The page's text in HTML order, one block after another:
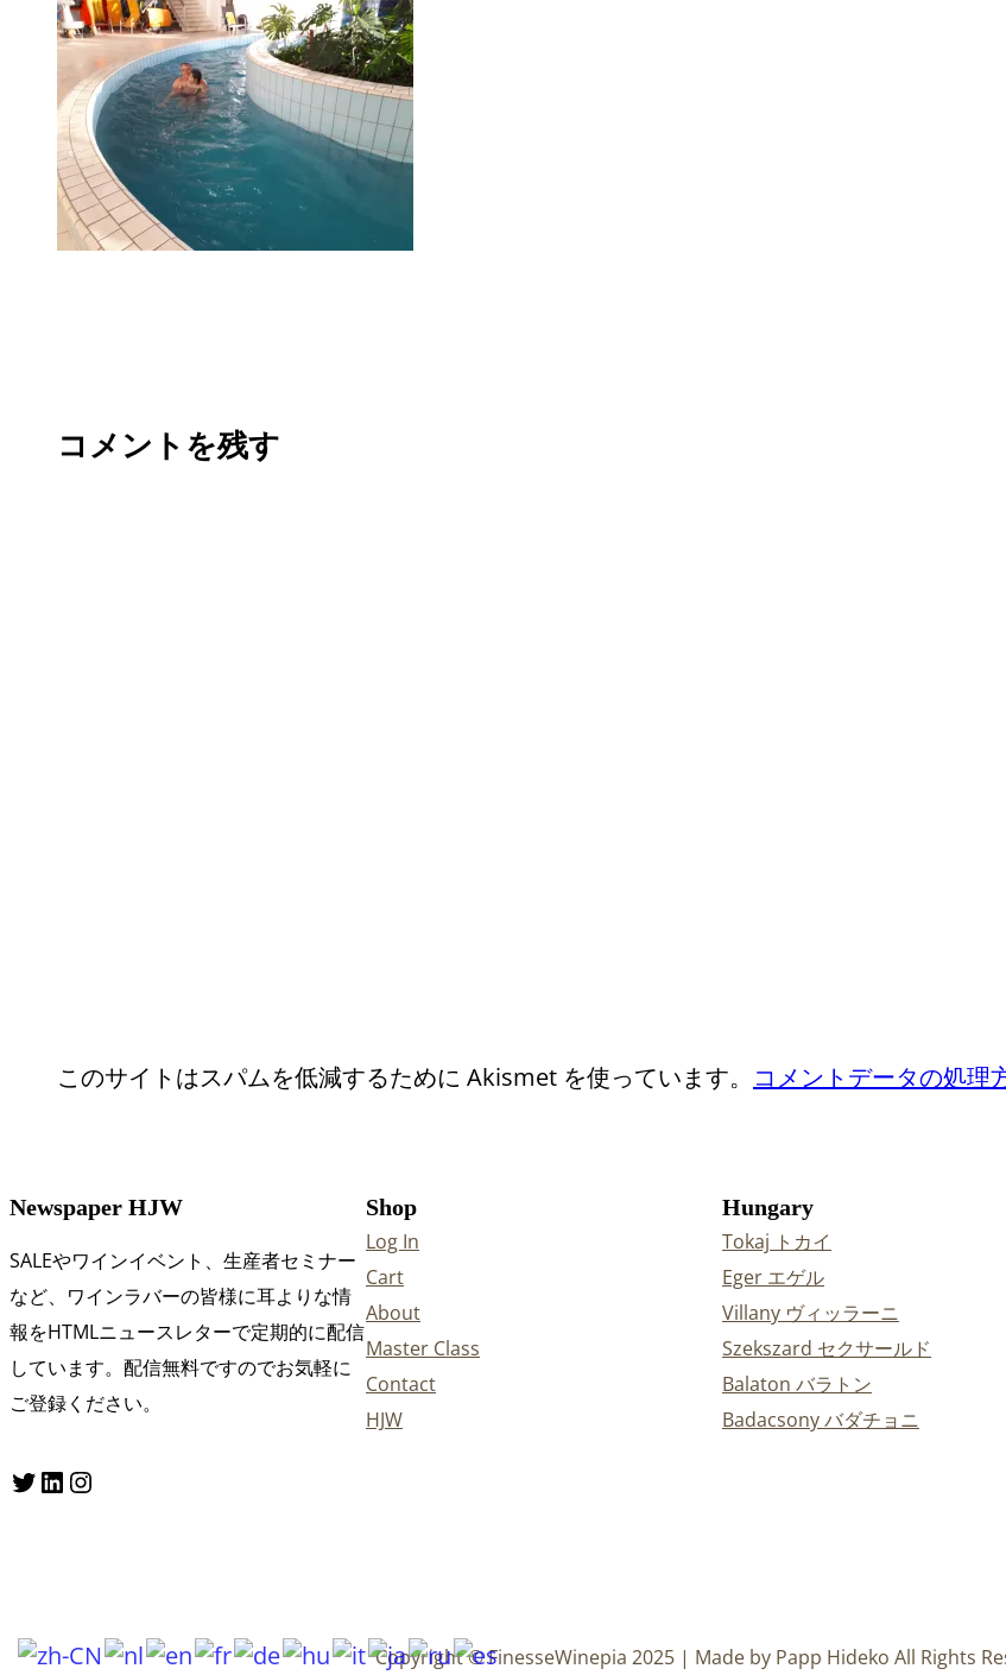
コメントを残す
このサイトはスパムを低減するために Akismet を使っています。 コメントデータの処理
Newspaper HJW
SALEやワインイベント、生産者セミナー
など、ワインラバーの皆様に耳よりな情
報をHTMLニュースレターで定期的に配信
しています。配信無料ですのでお気軽に
ご登録ください。
Twitter LinkedIn Instagram
Shop
Log In
Cart
About
Master Class
Contact
HJW
Hungary
Tokaj トカイ
Eger エゲル
Villany ヴィッラーニ
Szekszard セクサールド
Balaton バラトン
Badacsony バダチョニ
Copyright © FinesseWinepia 2025 | Made by Papp Hideko All Rights